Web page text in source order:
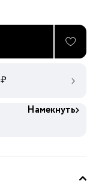
₽
Намекнуть